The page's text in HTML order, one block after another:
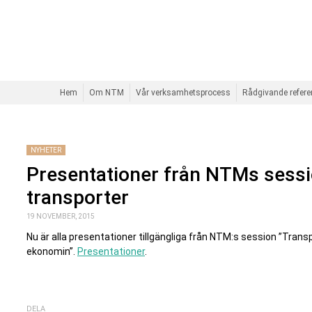
Hem Om NTM Vår verksamhetsprocess Rådgivande
NYHETER
Presentationer från NTMs
transporter
19 NOVEMBER, 2015
Nu är alla presentationer tillgängliga från NTM:s session
ekonomin”. Presentationer.
DELA